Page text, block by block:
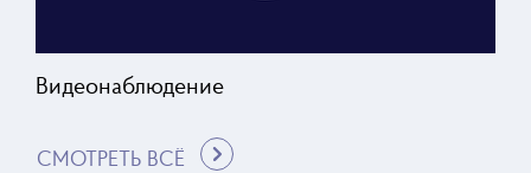
Видеонаблюдение
СМОТРЕТЬ ВСЁ